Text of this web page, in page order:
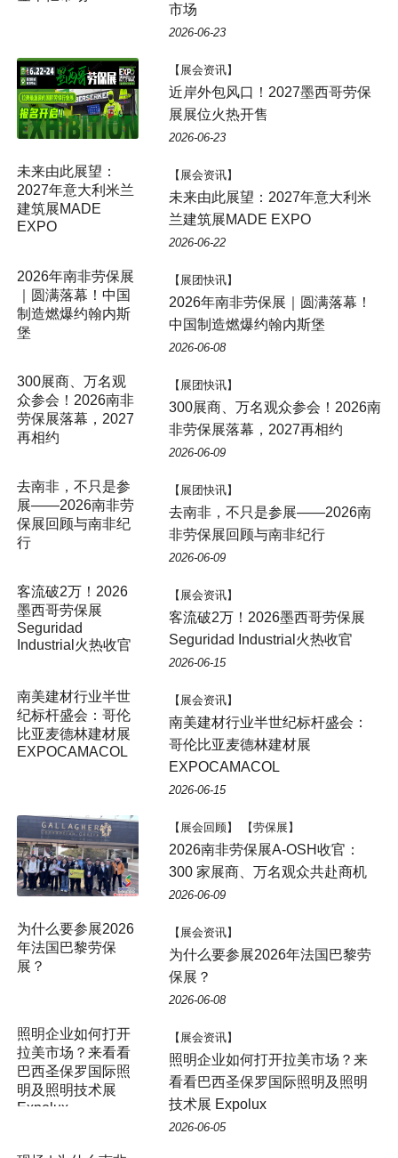
市场
2026-06-23
【展会资讯】
近岸外包风口！2027墨西哥劳保
展展位火热开售
2026-06-23
【展会资讯】
未来由此展望：2027年意大利米
兰建筑展MADE EXPO
2026-06-22
【展团快讯】
2026年南非劳保展｜圆满落幕！
中国制造燃爆约翰内斯堡
2026-06-08
300展商、万名观
众参会！2026南非
劳保展落幕，2027
再相约
【展团快讯】
300展商、万名观众参会！2026南
非劳保展落幕，2027再相约
2026-06-09
【展团快讯】
去南非，不只是参展——2026南
非劳保展回顾与南非纪行
2026-06-09
客流破2万！2026
墨西哥劳保展
Seguridad
Industrial火热收官
【展会资讯】
客流破2万！2026墨西哥劳保展
Seguridad Industrial火热收官
2026-06-15
南美建材行业半世
纪标杆盛会：哥伦
比亚麦德林建材展
EXPOCAMACOL
【展会资讯】
南美建材行业半世纪标杆盛会：
哥伦比亚麦德林建材展
EXPOCAMACOL
2026-06-15
【展会回顾】 【劳保展】
2026南非劳保展A-OSH收官：
300 家展商、万名观众共赴商机
2026-06-09
为什么要参展2026
年法国巴黎劳保
展？
【展会资讯】
为什么要参展2026年法国巴黎劳
保展？
2026-06-08
照明企业如何打开
拉美市场？来看看
巴西圣保罗国际照
明及照明技术展
Expolux
【展会资讯】
照明企业如何打开拉美市场？来
看看巴西圣保罗国际照明及照明
技术展 Expolux
2026-06-05